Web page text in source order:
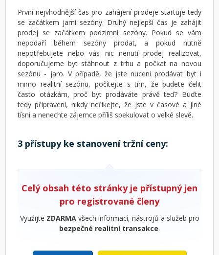
První nejvhodnější čas pro zahájení prodeje startuje tedy
se začátkem jarní sezóny. Druhý nejlepší čas je zahájit
prodej se začátkem podzimní sezóny. Pokud se vám
nepodaří během sezóny prodat, a pokud nutně
nepotřebujete nebo vás nic nenutí prodej realizovat,
doporučujeme byt stáhnout z trhu a počkat na novou
sezónu - jaro. V případě, že jste nuceni prodávat byt i
mimo realitní sezónu, počítejte s tím, že budete čelit
často otázkám, proč byt prodáváte právě teď? Buďte
tedy připraveni, nikdy neříkejte, že jste v časové a jiné
tísni a nenechte zájemce příliš spekulovat o velké slevě.
3 přístupy ke stanovení tržní ceny:
Celý obsah této stránky je přístupný jen
pro registrované členy
Využijte ZDARMAvšech informací, nástrojů a služeb pro
bezpečné realitní transakce.